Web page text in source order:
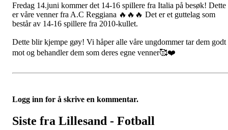
Fredag 14.juni kommer det 14-16 spillere fra Italia på besøk! Dette
er våre venner fra A.C Reggiana 🔥🔥🔥 Det er et guttelag som
består av 14-16 spillere fra 2010-kullet.
Dette blir kjempe gøy! Vi håper alle våre ungdommer tar dem godt
mot og behandler dem som deres egne venner🥰❤️
Logg inn for å skrive en kommentar.
Siste fra Lillesand - Fotball